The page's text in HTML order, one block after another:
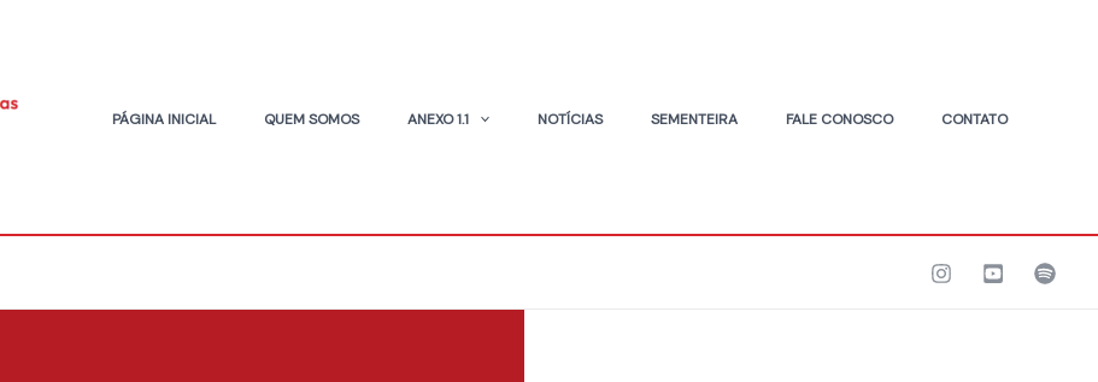
PÁGINA INICIAL QUEM SOMOS ANEXO 1.1 NOTÍCIAS SEMENTEIRA FALE CONOSCO CONTATO